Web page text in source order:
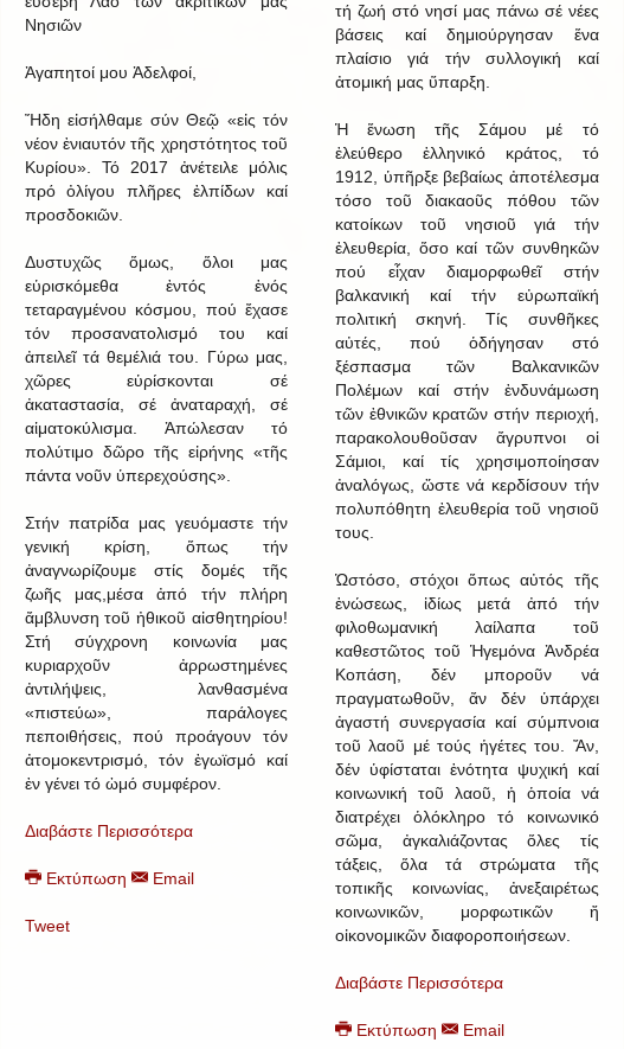
Νησιῶν
Ἀγαπητοί μου Ἀδελφοί,
Ἤδη εἰσήλθαμε σύν Θεῷ «εἰς τόν
νέον ἐνιαυτόν τῆς χρηστότητος τοῦ
Κυρίου». Τό 2017 ἀνέτειλε μόλις
πρό ὀλίγου πλῆρες ἐλπίδων καί
προσδοκιῶν.
Δυστυχῶς ὅμως, ὅλοι μας
εὑρισκόμεθα ἐντός ἑνός
τεταραγμένου κόσμου, πού ἔχασε
τόν προσανατολισμό του καί
ἀπειλεῖ τά θεμέλιά του. Γύρω μας,
χῶρες εὑρίσκονται σέ
ἀκαταστασία, σέ ἀναταραχή, σέ
αἱματοκύλισμα. Ἀπώλεσαν τό
πολύτιμο δῶρο τῆς εἰρήνης «τῆς
πάντα νοῦν ὑπερεχούσης».
Στήν πατρίδα μας γευόμαστε τήν
γενική κρίση, ὅπως τήν
ἀναγνωρίζουμε στίς δομές τῆς
ζωῆς μας,μέσα ἀπό τήν πλήρη
ἄμβλυνση τοῦ ἠθικοῦ αἰσθητηρίου!
Στή σύγχρονη κοινωνία μας
κυριαρχοῦν ἀρρωστημένες
ἀντιλήψεις, λανθασμένα
«πιστεύω», παράλογες
πεποιθήσεις, πού προάγουν τόν
ἀτομοκεντρισμό, τόν ἐγωϊσμό καί
ἐν γένει τό ὠμό συμφέρον.
Διαβάστε Περισσότερα
Εκτύπωση Email
Tweet
τή ζωή στό νησί μας πάνω σέ νέες
βάσεις καί δημιούργησαν ἕνα
πλαίσιο γιά τήν συλλογική καί
ἀτομική μας ὕπαρξη.
Ἡ ἕνωση τῆς Σάμου μέ τό
ἐλεύθερο ἑλληνικό κράτος, τό
1912, ὑπῆρξε βεβαίως ἀποτέλεσμα
τόσο τοῦ διακαοῦς πόθου τῶν
κατοίκων τοῦ νησιοῦ γιά τήν
ἐλευθερία, ὅσο καί τῶν συνθηκῶν
πού εἶχαν διαμορφωθεῖ στήν
βαλκανική καί τήν εὐρωπαϊκή
πολιτική σκηνή. Τίς συνθῆκες
αὐτές, πού ὁδήγησαν στό
ξέσπασμα τῶν Βαλκανικῶν
Πολέμων καί στήν ἐνδυνάμωση
τῶν ἐθνικῶν κρατῶν στήν περιοχή,
παρακολουθοῦσαν ἄγρυπνοι οἱ
Σάμιοι, καί τίς χρησιμοποίησαν
ἀναλόγως, ὥστε νά κερδίσουν τήν
πολυπόθητη ἐλευθερία τοῦ νησιοῦ
τους.
Ὡστόσο, στόχοι ὅπως αὐτός τῆς
ἑνώσεως, ἰδίως μετά ἀπό τήν
φιλοθωμανική λαίλαπα τοῦ
καθεστῶτος τοῦ Ἡγεμόνα Ἀνδρέα
Κοπάση, δέν μποροῦν νά
πραγματωθοῦν, ἄν δέν ὑπάρχει
ἀγαστή συνεργασία καί σύμπνοια
τοῦ λαοῦ μέ τούς ἡγέτες του. Ἄν,
δέν ὑφίσταται ἑνότητα ψυχική καί
κοινωνική τοῦ λαοῦ, ἡ ὁποία νά
διατρέχει ὁλόκληρο τό κοινωνικό
σῶμα, ἀγκαλιάζοντας ὅλες τίς
τάξεις, ὅλα τά στρώματα τῆς
τοπικῆς κοινωνίας, ἀνεξαιρέτως
κοινωνικῶν, μορφωτικῶν ἤ
οἰκονομικῶν διαφοροποιήσεων.
Διαβάστε Περισσότερα
Εκτύπωση Email